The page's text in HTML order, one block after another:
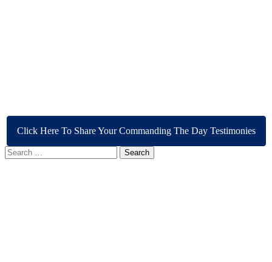
Click Here To Share Your Commanding The Day Testimonies
Search
for: